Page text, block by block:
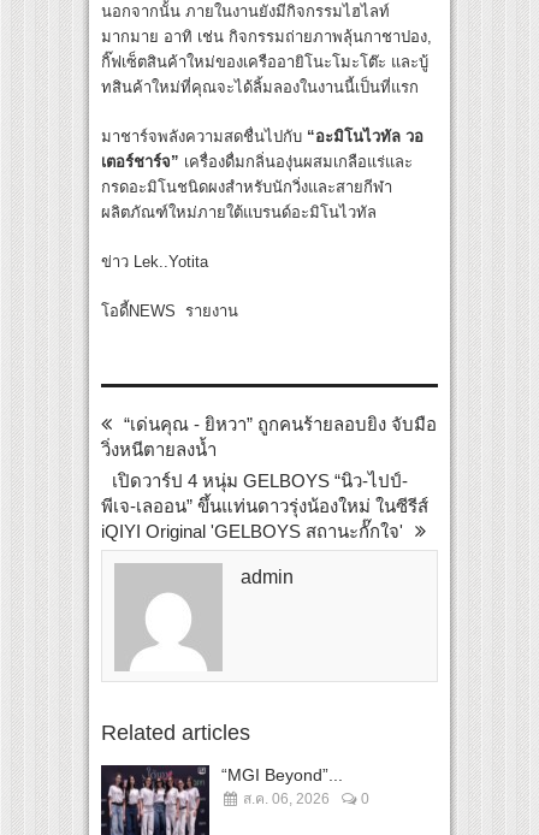
นอกจากนั้น ภายในงานยังมีกิจกรรมไฮไลท์
มากมาย อาทิ เช่น กิจกรรมถ่ายภาพลุ้นกาชาปอง,
กิ๊ฟเซ็ตสินค้าใหม่ของเครืออายิโนะโมะโต๊ะ และบู้
ทสินค้าใหม่ที่คุณจะได้ลิ้มลองในงานนี้เป็นที่แรก
มาชาร์จพลังความสดชื่นไปกับ “อะมิโนไวทัล วอ
เตอร์ชาร์จ” เครื่องดื่มกลิ่นองุ่นผสมเกลือแร่และ
กรดอะมิโนชนิดผงสำหรับนักวิ่งและสายกีฬา
ผลิตภัณฑ์ใหม่ภายใต้แบรนด์อะมิโนไวทัล
ข่าว Lek..Yotita
โอดี้NEWS รายงาน
“เด่นคุณ - ยิหวา” ถูกคนร้ายลอบยิง จับมือ
วิ่งหนีตายลงน้ำ
เปิดวาร์ป 4 หนุ่ม GELBOYS “นิว-ไปป์-
พีเจ-เลออน” ขึ้นแท่นดาวรุ่งน้องใหม่ ในซีรีส์
iQIYI Original 'GELBOYS สถานะกั๊กใจ'
admin
Related articles
“MGI Beyond”...
ส.ค. 06, 2026 0